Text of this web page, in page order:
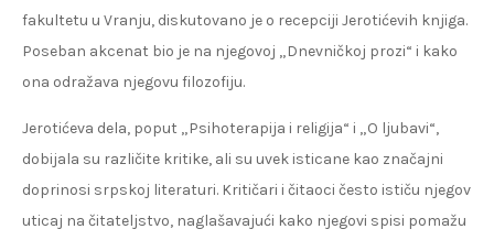
fakultetu u Vranju, diskutovano je o recepciji Jerotićevih knjiga.
Poseban akcenat bio je na njegovoj „Dnevničkoj prozi“ i kako
ona odražava njegovu filozofiju.
Jerotićeva dela, poput „Psihoterapija i religija“ i „O ljubavi“,
dobijala su različite kritike, ali su uvek isticane kao značajni
doprinosi srpskoj literaturi. Kritičari i čitaoci često ističu njegov
uticaj na čitateljstvo, naglašavajući kako njegovi spisi pomažu